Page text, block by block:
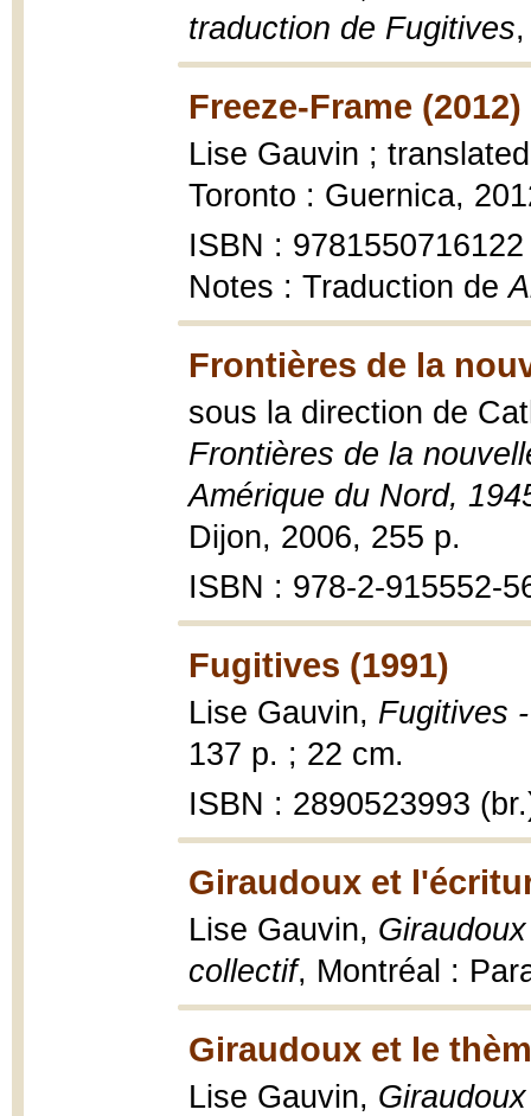
traduction de Fugitives
Freeze-Frame (2012)
Lise Gauvin ;
Toronto : Guernica,
ISBN : 9781550716122
Notes : Traduction de
Frontières de la
sous la direction de
Frontières de la
Amérique du Nord,
Dijon, 2006, 255 p.
ISBN : 978-2-915552-
Fugitives (1991)
Lise Gauvin, Fugitives
137 p. ; 22 cm.
ISBN : 2890523993
Giraudoux et
Lise Gauvin,
collectif, Montréal :
Giraudoux et le
Lise Gauvin,